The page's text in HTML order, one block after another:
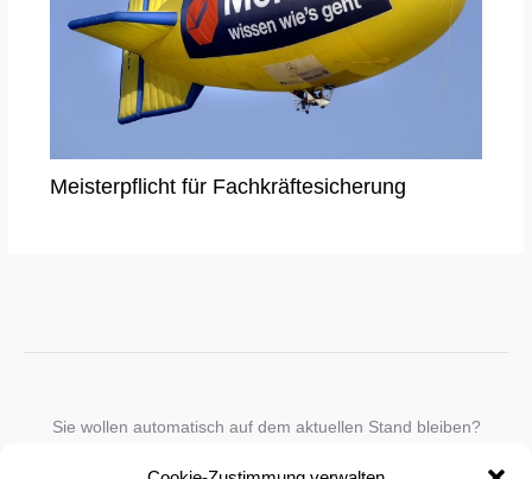
Meisterpflicht für Fachkräftesicherung
Sie wollen automatisch auf dem aktuellen Stand bleiben?